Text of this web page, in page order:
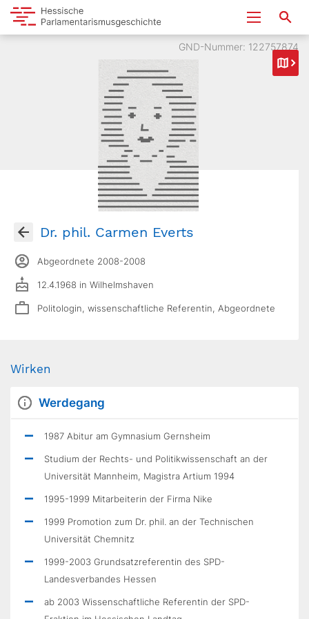
GND-Nummer: 122757874
Dr. phil. Carmen Everts
Abgeordnete 2008-2008
12.4.1968 in Wilhelmshaven
Politologin, wissenschaftliche Referentin, Abgeordnete
Wirken
Werdegang
1987 Abitur am Gymnasium Gernsheim
Studium der Rechts- und Politikwissenschaft an der
Universität Mannheim, Magistra Artium 1994
1995-1999 Mitarbeiterin der Firma Nike
1999 Promotion zum Dr. phil. an der Technischen
Universität Chemnitz
1999-2003 Grundsatzreferentin des SPD-
Landesverbandes Hessen
ab 2003 Wissenschaftliche Referentin der SPD-